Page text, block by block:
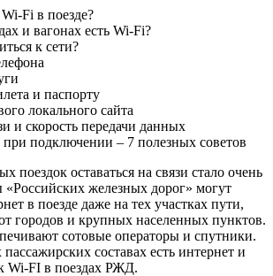
Fi в поезде?
и вагонах есть Wi-Fi?
к сети?
и паспорту
локального сайта
и скорость передачи данных
при подключении – 7 полезных советов
поездок оставаться на связи стало очень
железных дорог» могут
в поезде даже на тех участках пути,
городов и крупных населенных пунктов.
сотовые операторы и спутники.
составах есть интернет и
Wi-FI в поездах РЖД.